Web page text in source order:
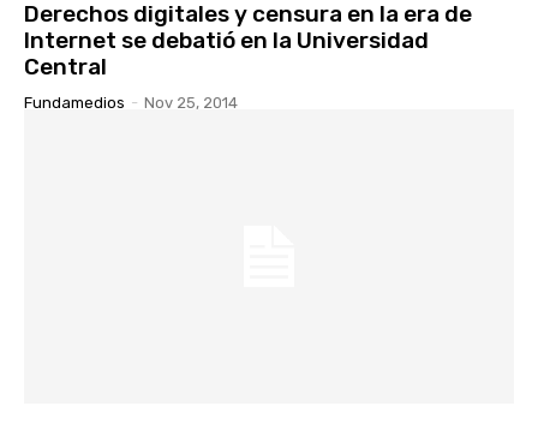
Derechos digitales y censura en la era de
Internet se debatió en la Universidad
Central
Fundamedios - Nov 25, 2014